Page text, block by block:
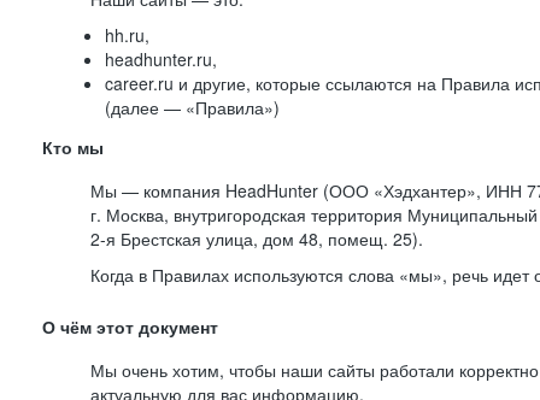
hh.ru,
headhunter.ru,
career.ru и другие, которые ссылаются на Правила
(далее — «Правила»)
Кто мы
Мы — компания HeadHunter (ООО «Хэдхантер», ИНН
г. Москва, внутригородская территория Муниципальный
2-я Брестская улица, дом 48, помещ. 25).
Когда в Правилах используются слова «мы», речь
О чём этот документ
Мы очень хотим, чтобы наши сайты работали
актуальную для вас информацию.